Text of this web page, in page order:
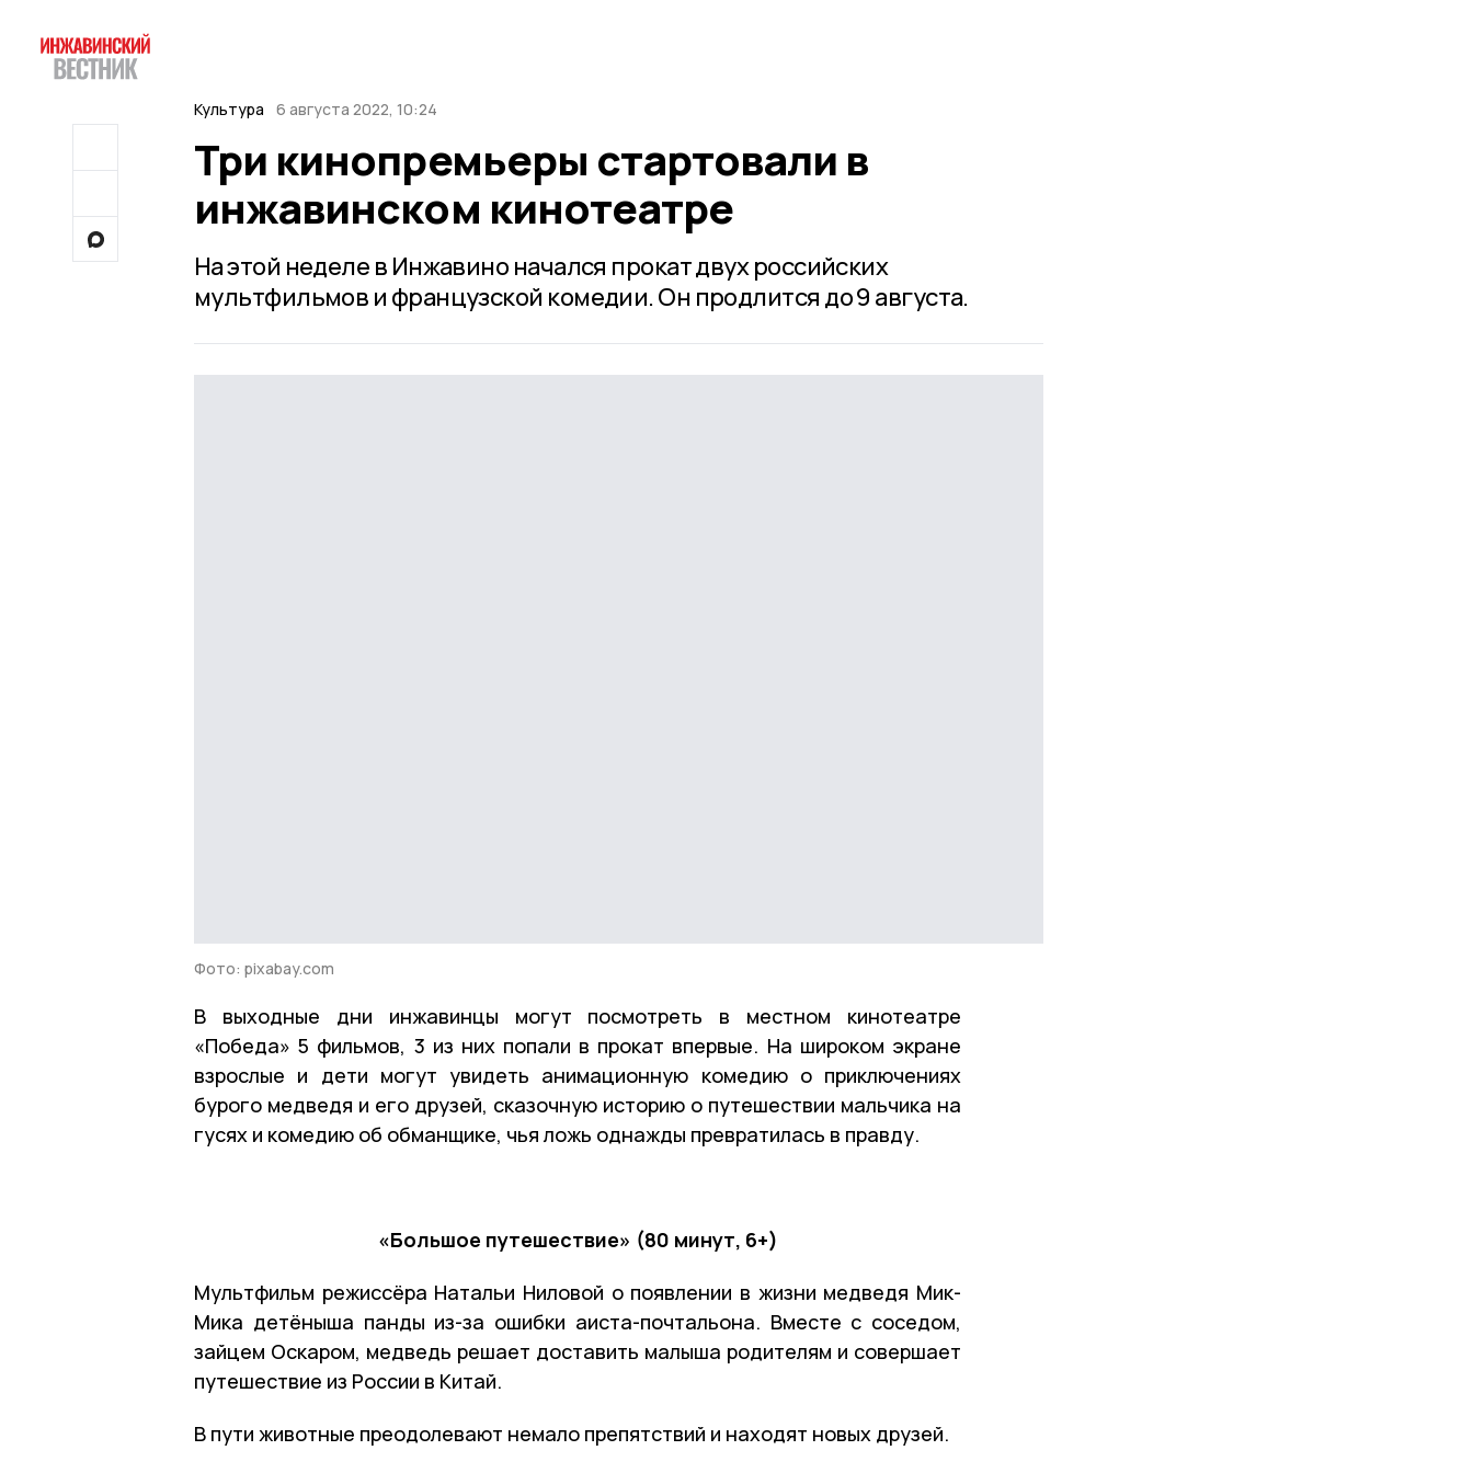
Культура 6 августа 2022, 10:24
Три кинопремьеры стартовали в
инжавинском кинотеатре
На этой неделе в Инжавино начался прокат двух российских
мультфильмов и французской комедии. Он продлится до 9 августа.
Фото: pixabay.com
В выходные дни инжавинцы могут посмотреть в местном кинотеатре
«Победа» 5 фильмов, 3 из них попали в прокат впервые. На широком экране
взрослые и дети могут увидеть анимационную комедию о приключениях
бурого медведя и его друзей, сказочную историю о путешествии мальчика на
гусях и комедию об обманщике, чья ложь однажды превратилась в правду.
«Большое путешествие» (80 минут, 6+)
Мультфильм режиссёра Натальи Ниловой о появлении в жизни медведя Мик-
Мика детёныша панды из-за ошибки аиста-почтальона. Вместе с соседом,
зайцем Оскаром, медведь решает доставить малыша родителям и совершает
путешествие из России в Китай.
В пути животные преодолевают немало препятствий и находят новых друзей.